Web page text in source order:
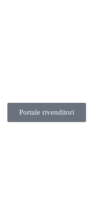
Portale rivenditori